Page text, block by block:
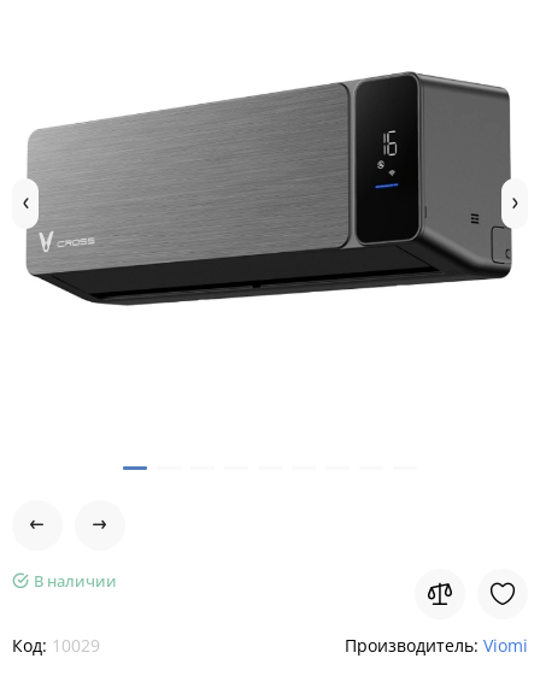
В наличии
Код: 10029 Производитель: Viomi